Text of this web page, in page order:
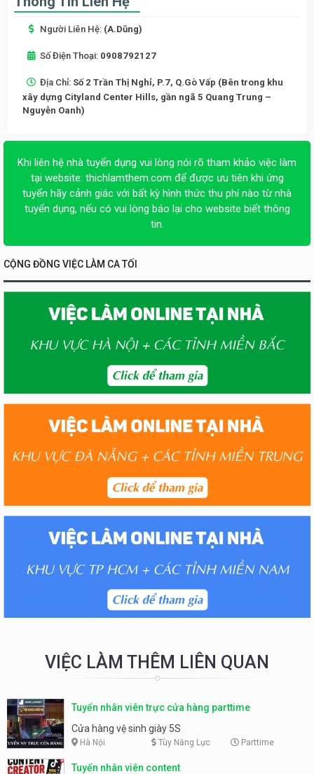
Người Liên Hệ: (A.Dũng)
Số Điện Thoại: 0908792127
Địa Chỉ: Số 2 Trần Thị Nghỉ, P.7, Q.Gò Vấp (Bên trong khu
xây dựng Cityland Center Hills, gần ngã 5 Quang Trung –
Nguyễn Oanh)
Khi liên hệ nhà tuyển dụng vui lòng nói rõ tham khảo việc làm
tại website: thichlamthem.com để được ưu tiên khi ứng
tuyển hãy cảnh giác với bất kỳ hình thức thu phí nào từ nhà
tuyển dụng, nếu có vui lòng báo lại cho website biết thông
tin.
CỘNG ĐỒNG VIỆC LÀM CA TỐI
VIỆC LÀM THÊM LIÊN QUAN
Tuyển nhân viên trực cửa hàng parttime
Cửa hàng vệ sinh giày 5S
Hà Nội Tùy Năng Lực Parttime
Tuyển nhân viên content